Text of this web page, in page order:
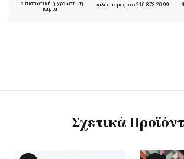
με πιστωτική ή χρεωστική
κάρτα
καλέστε μας στο210.873.20.99
Σχετικά